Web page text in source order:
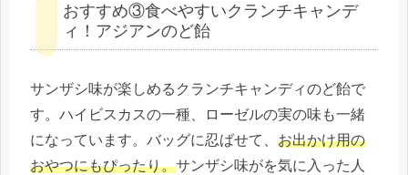
おすすめ③食べやすいクランチキャンデ
ィ！アジアンのど飴
サンザシ味が楽しめるクランチキャンディのど飴で
す。ハイビスカスの一種、ローゼルの実の味も一緒
になっています。バッグに忍ばせて、 お出かけ用の
おやつにもぴったり。サンザシ味がを気に入った人